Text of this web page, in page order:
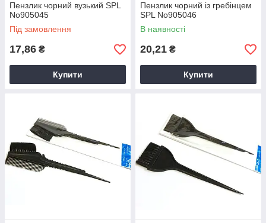
Пензлик чорний вузький SPL
No905045
Під замовлення
17,86 ₴
Купити
Пензлик чорний із гребінцем
SPL No905046
В наявності
20,21 ₴
Купити